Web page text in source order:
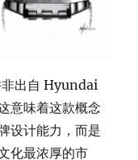
出自 Hyundai
意味着这款概念
设计能力，而是
化最浓厚的市